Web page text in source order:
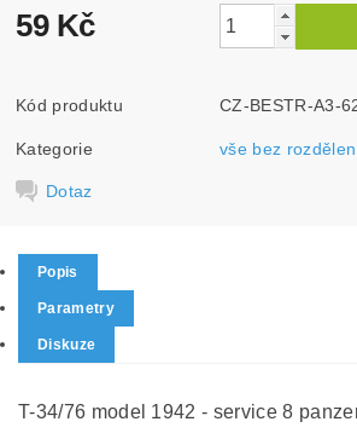
59 Kč
Kód produktu CZ-BESTR-A3-
Kategorie vše bez
Dotaz
Popis
Parametry
Diskuze
T-34/76 model 1942 - service 8